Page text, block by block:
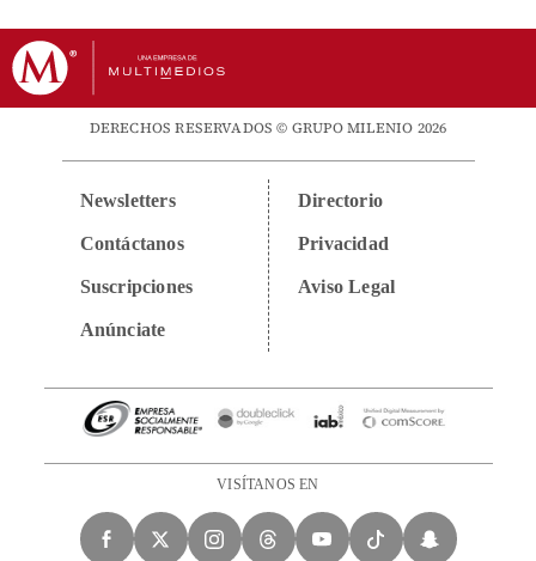
DERECHOS RESERVADOS © GRUPO MILENIO 2026
Newsletters
Contáctanos
Suscripciones
Anúnciate
Directorio
Privacidad
Aviso Legal
VISÍTANOS EN